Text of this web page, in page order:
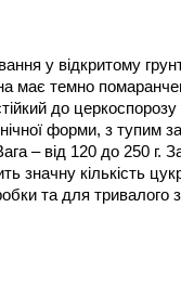
у відкритому
має темно
до
форми, з тупим
– від 120 до 250 г.
значну кількість
та для тривалого